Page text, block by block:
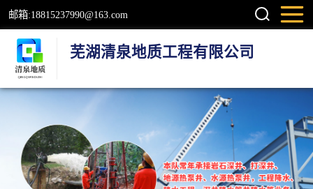
邮箱:18815237990@163.com
芜湖清泉地质工程有限公司
检测井
地源热泵井